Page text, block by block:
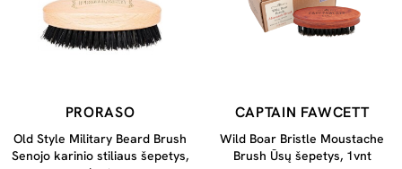
PRORASO
Old Style Military Beard Brush
Senojo karinio stiliaus šepetys,
CAPTAIN FAWCETT
Wild Boar Bristle Moustache
Brush Ūsų šepetys, 1vnt